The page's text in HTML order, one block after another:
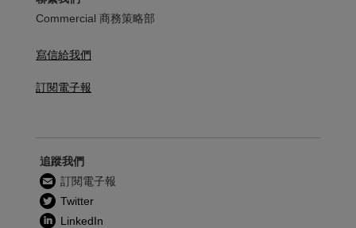
Commercial 商務策略部
寫信給我們
訂閱電子報
追蹤我們
訂閱電子報
Twitter
LinkedIn